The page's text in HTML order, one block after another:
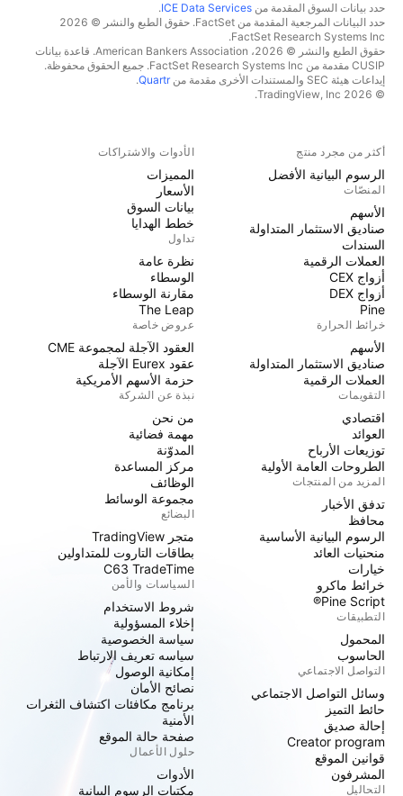
حدد بيانات السوق المقدمة من ICE Data Services
.
حدد البيانات المرجعية المقدمة من FactSet. حقوق الطبع والنشر © 2026
FactSet Research Systems Inc.
حقوق الطبع والنشر © 2026، American Bankers Association. قاعدة بيانات
CUSIP مقدمة من FactSet Research Systems Inc. جميع الحقوق محفوظة.
إيداعات هيئة SEC والمستندات الأخرى مقدمة من
Quartr
.
© 2026 TradingView, Inc.
أكثر من مجرد منتج
الرسوم البيانية الأفضل
المنصّات
الأسهم
صناديق الاستثمار المتداولة
السندات
العملات الرقمية
أزواج CEX
أزواج DEX
Pine
خرائط الحرارة
الأسهم
صناديق الاستثمار المتداولة
العملات الرقمية
التقويمات
اقتصادي
العوائد
توزيعات الأرباح
الطروحات العامة الأولية
المزيد من المنتجات
تدفق الأخبار
محافظ
الرسوم البيانية الأساسية
منحنيات العائد
خيارات
خرائط ماكرو
Pine Script®
التطبيقات
المحمول
الحاسوب
التواصل الاجتماعي
وسائل التواصل الاجتماعي
حائط التميز
إحالة صديق
Creator program
قوانين الموقع
المشرفون
التحاليل
الأدوات والاشتراكات
المميزات
الأسعار
بيانات السوق
خطط الهدايا
تداول
نظرة عامة
الوسطاء
مقارنة الوسطاء
The Leap
عروض خاصة
العقود الآجلة لمجموعة CME
عقود Eurex الآجلة
حزمة الأسهم الأمريكية
نبذة عن الشركة
من نحن
مهمة فضائية
المدوّنة
مركز المساعدة
الوظائف
مجموعة الوسائط
البضائع
متجر TradingView
بطاقات التاروت للمتداولين
C63 TradeTime
السياسات والأمن
شروط الاستخدام
إخلاء المسؤولية
سياسة الخصوصية
سياسه تعريف الارتباط
إمكانية الوصول
نصائح الأمان
برنامج مكافئات اكتشاف الثغرات
الأمنية
صفحة حالة الموقع
حلول الأعمال
الأدوات
مكتبات الرسوم البيانية